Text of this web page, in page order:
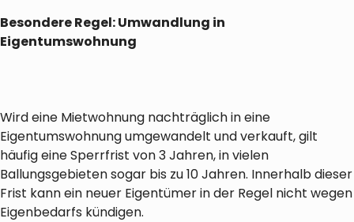
Besondere Regel: Umwandlung in
Eigentumswohnung
Wird eine Mietwohnung nachträglich in eine
Eigentumswohnung umgewandelt und verkauft, gilt
häufig eine Sperrfrist von 3 Jahren, in vielen
Ballungsgebieten sogar bis zu 10 Jahren. Innerhalb dieser
Frist kann ein neuer Eigentümer in der Regel nicht wegen
Eigenbedarfs kündigen.